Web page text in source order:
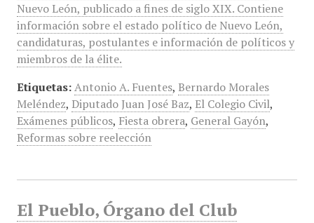
Nuevo León, publicado a fines de siglo XIX. Contiene
información sobre el estado político de Nuevo León,
candidaturas, postulantes e información de políticos y
miembros de la élite.
Etiquetas: Antonio A. Fuentes, Bernardo Morales
Meléndez, Diputado Juan José Baz, El Colegio Civil,
Exámenes públicos, Fiesta obrera, General Gayón,
Reformas sobre reelección
El Pueblo, Órgano del Club